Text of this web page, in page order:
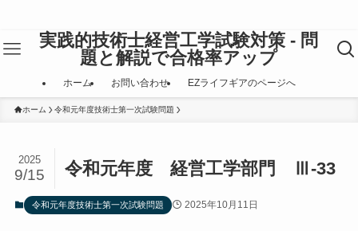
実践的技術士経営工学試験対策 - 問
題と解説で合格率アップ
ホーム お問い合わせ EZライフギアのページへ
ホーム 令和元年度技術士第一次試験問題
令和元年度 経営工学部門 Ⅲ-33
2025
9/15
令和元年度技術士第一次試験問題 2025年10月11日